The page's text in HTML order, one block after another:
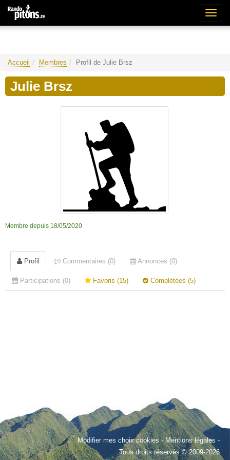
Accueil Membres Profil de Julie Brsz
Julie Brsz
Membre depuis 18/05/2020
Profil Commentaires (0) Annonces (0)
Participations (0) Favoris (15) Complétées (5)
Modifier mes choix cookies-Mentions légales -
Tous droits réservés © 2009-2026